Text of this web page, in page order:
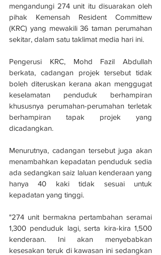
mengandungi 274 unit itu disuarakan oleh
pihak Kemensah Resident Committew
(KRC) yang mewakili 36 taman perumahan
sekitar, dalam satu taklimat media hari ini.
Pengerusi KRC, Mohd Fazil Abdullah
berkata, cadangan projek tersebut tidak
boleh diteruskan kerana akan menggugat
keselamatan penduduk berhampiran
khususnya perumahan-perumahan terletak
berhampiran tapak projek yang
dicadangkan.
Menurutnya, cadangan tersebut juga akan
menambahkan kepadatan penduduk sedia
ada sedangkan saiz laluan kenderaan yang
hanya 40 kaki tidak sesuai untuk
kepadatan yang tinggi.
"274 unit bermakna pertambahan seramai
1,300 penduduk lagi, serta kira-kira 1,500
kenderaan. Ini akan menyebabkan
kesesakan teruk di kawasan ini sedangkan